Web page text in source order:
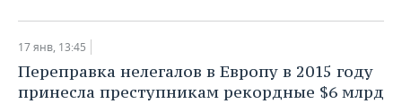
17 янв, 13:45
Переправка нелегалов в Европу в 2015 году
принесла преступникам рекордные $6 млрд